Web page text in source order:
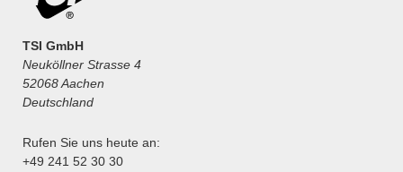
TSI GmbH
Neuköllner Strasse 4
52068 Aachen
Deutschland
Rufen Sie uns heute an:
+49 241 52 30 30